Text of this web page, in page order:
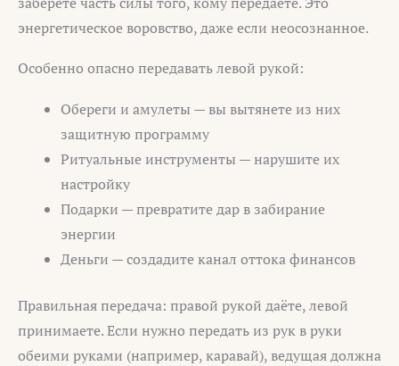
энергетическое воровство, даже если неосознанное.
Особенно опасно передавать левой рукой:
Обереги и амулеты — вы вытянете из них
защитную программу
Ритуальные инструменты — нарушите их
настройку
Подарки — превратите дар в забирание
энергии
Деньги — создадите канал оттока финансов
Правильная передача: правой рукой даёте, левой
принимаете. Если нужно передать из рук в руки
обеими руками (например, каравай), ведущая должна